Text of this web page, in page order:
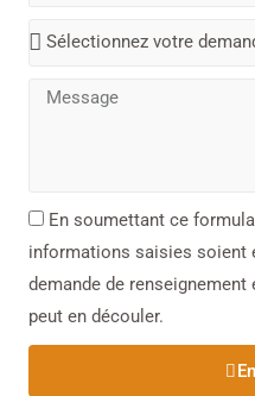
En soumettant ce
informations saisies soient
demande de
peut en découler.​